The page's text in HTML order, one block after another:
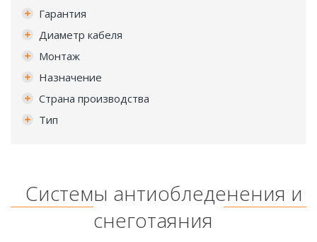
Гарантия
Диаметр кабеля
Монтаж
Назначение
Страна производства
Тип
Системы антиобледенения и
снеготаяния